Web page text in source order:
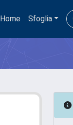
Home Sfoglia